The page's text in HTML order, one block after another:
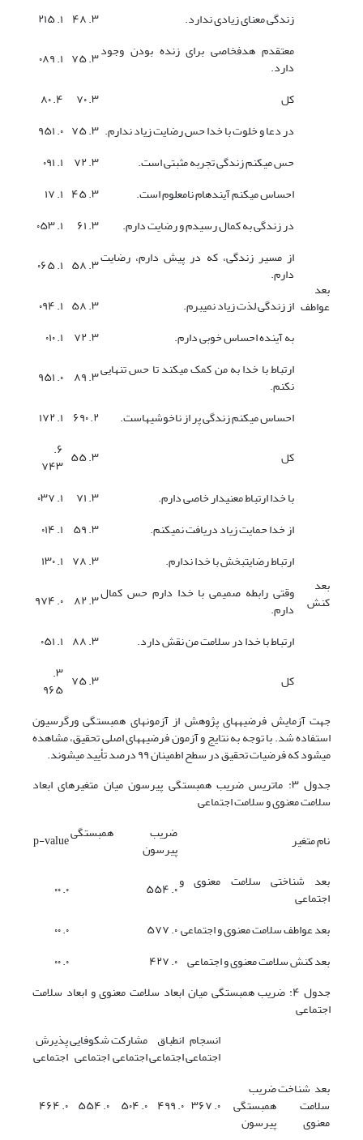
زندگی معنای زیادی ندارد.
۳. ۴۸
۱. ۲۱۵
معتقدم هدفخاصی برای زنده بودن وجود
دارد. ۳. ۷۵
۱. ۰۸۹
کل
۳. ۷۰ ۴. ۸۰
بعد
عواطف
در دعا و خلوت با خدا حس رضایت زیاد ندارم. ۳. ۷۵
۰. ۹۵۱
حس میکنم زندگی تجربه مثبتی است.
۳. ۷۲
۱. ۰۹۱
احساس میکنم آیندهام نامعلوم است.
۳. ۴۵
۱. ۱۷
در زندگی به کمال رسیدم و رضایت دارم.
۳. ۶۱
۱. ۰۵۳
از مسیر زندگی، که در پیش دارم، رضایت
دارم. ۳. ۵۸
۱. ۰۶۵
از زندگی لذت زیاد نمیبرم.
۳. ۵۸
۱. ۰۹۴
به آینده احساس خوبی دارم.
۳. ۷۲
۱. ۰۱۰
ارتباط با خدا به من کمک میکند تا حس تنهایی
نکنم. ۳. ۸۹
۰. ۹۵۱
احساس میکنم زندگی پر از ناخوشیهاست.
۲. ۶۹۰
۱. ۱۷۲
کل
۳. ۵۵ ۶.
۷۴۳
بعد
کنش
با خدا ارتباط معنیدار خاصی دارم. ۳. ۷۱
۱. ۰۳۷
از خدا حمایت زیاد دریافت نمیکنم.
۳. ۵۹
۱. ۰۱۴
ارتباط رضایتبخش با خدا ندارم.
۳. ۷۸
۱. ۱۳۰
وقتی رابطه صمیمی با خدا دارم حس کمال
دارم. ۳. ۸۲
۰. ۹۷۴
ارتباط با خدا در سلامت من نقش دارد.
۳. ۸۸
۱. ۰۵۱
کل
۳. ۷۵ ۳.
۹۶۵
جهت آزمایش فرضیههای پژوهش از آزمونهای همبستگی ورگرسیون
استفاده شد. با توجه به نتایج و آزمون فرضیههای اصلی تحقیق، مشاهده
میشود که فرضیات تحقیق در سطح اطمینان ۹۹ درصد تأیید میشوند.
جدول ۳: ماتریس ضریب همبستگی پیرسون میان متغیرهای ابعاد
سلامت معنوی و سلامت اجتماعی
نام متغیر
ضریب همبستگی
پیرسون
p-value
بعد شناختی سلامت معنوی و
اجتماعی ۰. ۵۵۴
۰. ۰۰
بعد عواطف سلامت معنوی و اجتماعی۰. ۵۷۷
۰. ۰۰
بعد کنش سلامت معنوی و اجتماعی ۰. ۴۲۷
۰. ۰۰
جدول ۴: ضریب همبستگی میان ابعاد سلامت معنوی و ابعاد سلامت
اجتماعی
انسجام
اجتماعی
انطباق
اجتماعی
مشارکت
اجتماعی
شکوفایی
اجتماعی
پذیرش
اجتماعی
بعد شناخت
سلامت
معنوی
ضریب
همبستگی
پیرسون
۰. ۳۶۷ ۰. ۴۹۹ ۰. ۵۰۴ ۰. ۵۵۴ ۰. ۴۶۴